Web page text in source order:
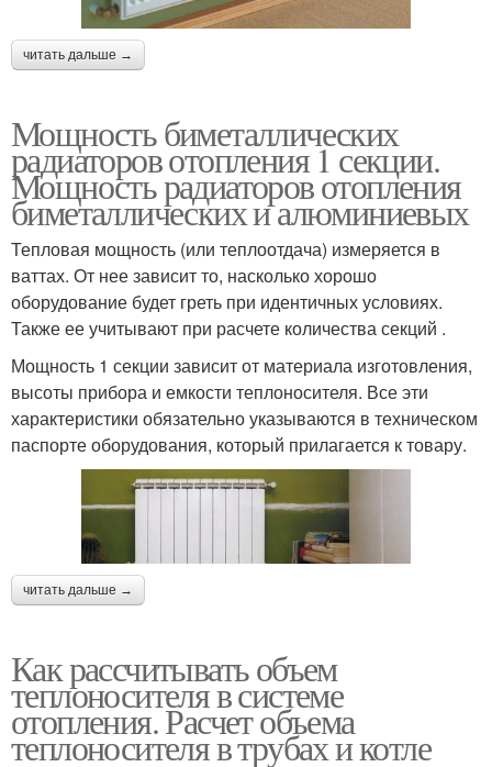
читать дальше →
Мощность биметаллических
радиаторов отопления 1 секции.
Мощность радиаторов отопления
биметаллических и алюминиевых
Тепловая мощность (или теплоотдача) измеряется в
ваттах. От нее зависит то, насколько хорошо
оборудование будет греть при идентичных условиях.
Также ее учитывают при расчете количества секций .
Мощность 1 секции зависит от материала изготовления,
высоты прибора и емкости теплоносителя. Все эти
характеристики обязательно указываются в техническом
паспорте оборудования, который прилагается к товару.
читать дальше →
Как рассчитывать объем
теплоносителя в системе
отопления. Расчет объема
теплоносителя в трубах и котле